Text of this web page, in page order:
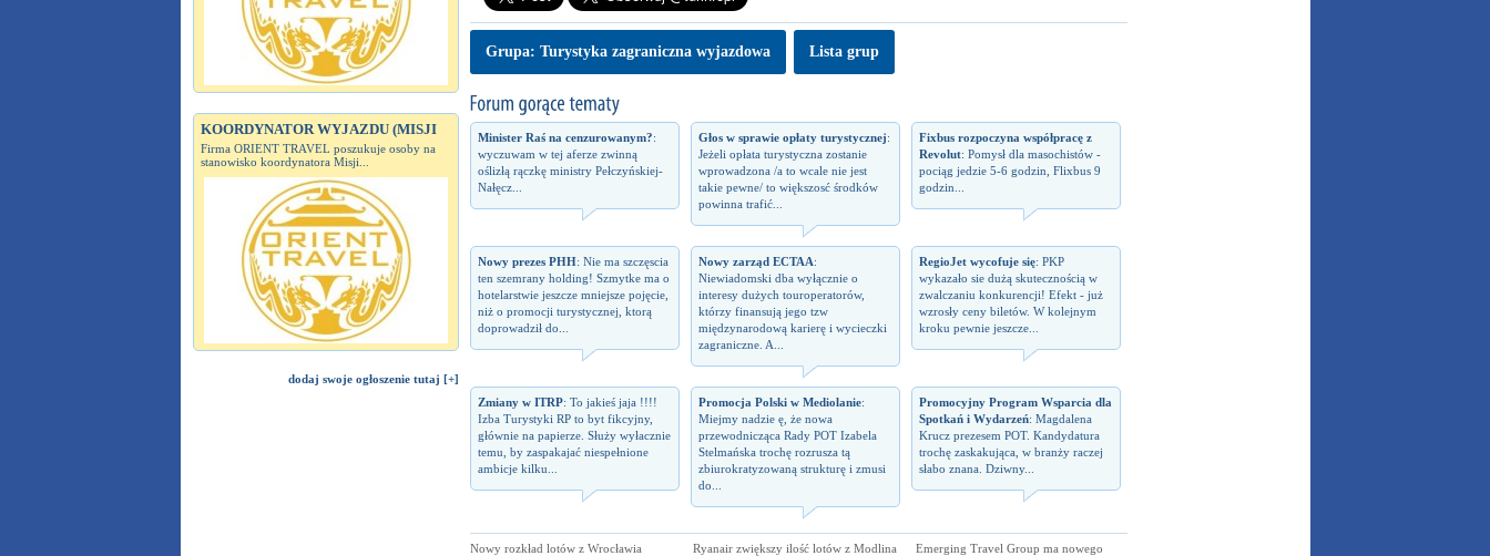
KOORDYNATOR WYJAZDU (MISJI
Firma ORIENT TRAVEL poszukuje osoby na
stanowisko koordynatora Misji...
dodaj swoje ogłoszenie tutaj [+]
Grupa: Turystyka zagraniczna wyjazdowa Lista grup
Minister Raś na cenzurowanym?:
wyczuwam w tej aferze zwinną
oślizłą rączkę ministry Pełczyńskiej-
Nałęcz...
Głos w sprawie opłaty turystycznej:
Jeżeli opłata turystyczna zostanie
wprowadzona /a to wcale nie jest
takie pewne/ to większosć środków
powinna trafić...
Fixbus rozpoczyna współpracę z
Revolut: Pomysł dla masochistów -
pociąg jedzie 5-6 godzin, Flixbus 9
godzin...
Nowy prezes PHH: Nie ma szczęscia
ten szemrany holding! Szmytke ma o
hotelarstwie jeszcze mniejsze pojęcie,
niż o promocji turystycznej, ktorą
doprowadził do...
Nowy zarząd ECTAA:
Niewiadomski dba wyłącznie o
interesy dużych touroperatorów,
którzy finansują jego tzw
międzynarodową karierę i wycieczki
zagraniczne. A...
RegioJet wycofuje się: PKP
wykazało sie dużą skutecznością w
zwalczaniu konkurencji! Efekt - już
wzrosły ceny biletów. W kolejnym
kroku pewnie jeszcze...
Zmiany w ITRP: To jakieś jaja !!!!
Izba Turystyki RP to byt fikcyjny,
głównie na papierze. Służy wyłacznie
temu, by zaspakajać niespełnione
ambicje kilku...
Promocja Polski w Mediolanie:
Miejmy nadzie ę, że nowa
przewodnicząca Rady POT Izabela
Stelmańska trochę rozrusza tą
zbiurokratyzowaną strukturę i zmusi
do...
Promocyjny Program Wsparcia dla
Spotkań i Wydarzeń: Magdalena
Krucz prezesem POT. Kandydatura
trochę zaskakująca, w branży raczej
słabo znana. Dziwny...
Nowy rozkład lotów z Wrocławia
Ryanair zwiększy ilość lotów z Modlina
Emerging Travel Group ma nowego